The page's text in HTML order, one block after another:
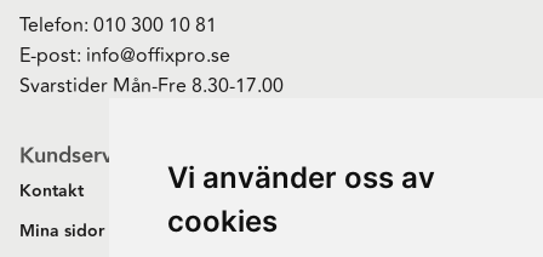
Vi använder oss av
cookies
Telefon: 010 300 10 81
E-post: info@offixpro.se
Svarstider Mån-Fre 8.30-17.00
Kundservice
Kontakt
Mina sidor